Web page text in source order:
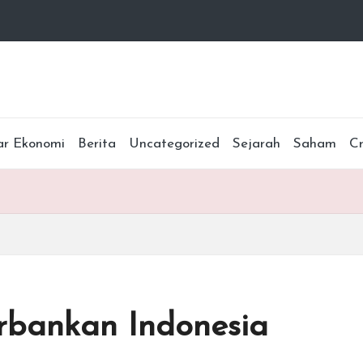
Ekonomi Berita Uncategorized Sejarah Saham
Indonesia